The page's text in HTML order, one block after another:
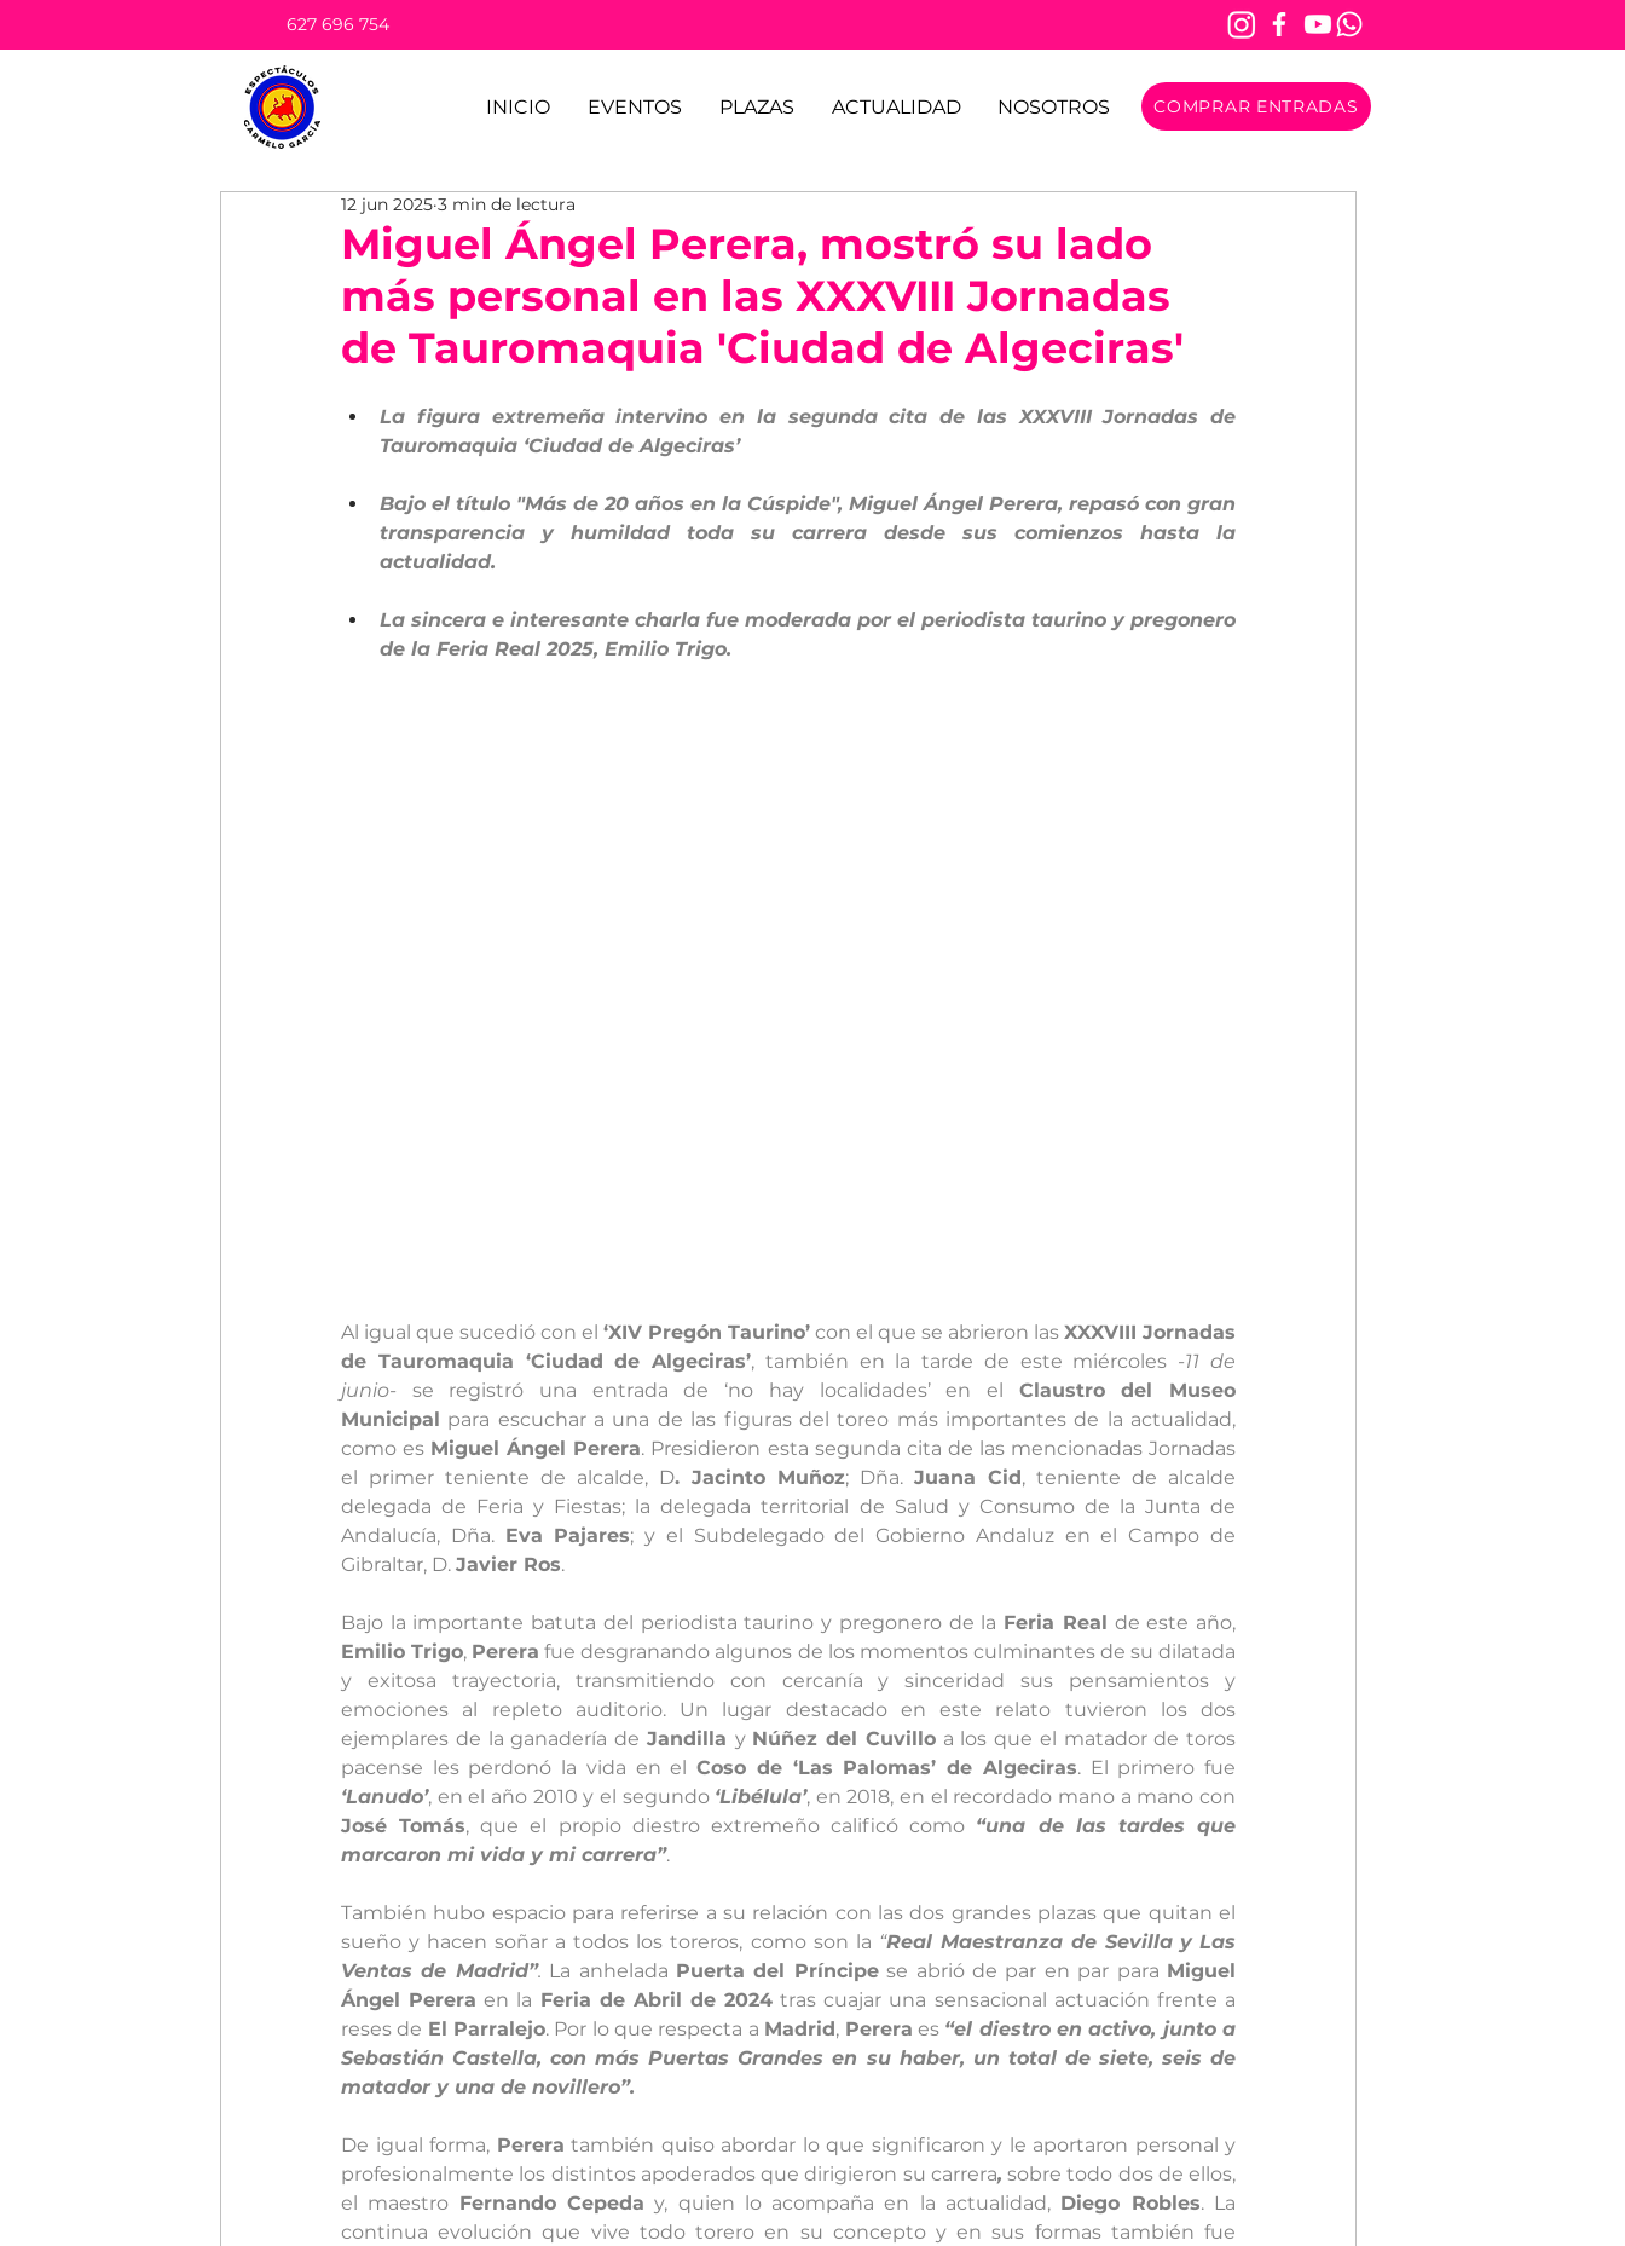
627 696 754
INICIO EVENTOS PLAZAS ACTUALIDAD NOSOTROS COMPRAR ENTRADAS
Miguel Ángel Perera, mostró su lado
más personal en las XXXVIII Jornadas
de Tauromaquia 'Ciudad de Algeciras'
12 jun 2025 3 min de lectura
La figura extremeña intervino en la segunda cita de las XXXVIII Jornadas de
Tauromaquia ‘Ciudad de Algeciras’
Bajo el título "Más de 20 años en la Cúspide", Miguel Ángel Perera, repasó con gran
transparencia y humildad toda su carrera desde sus comienzos hasta la
actualidad.
La sincera e interesante charla fue moderada por el periodista taurino y pregonero
de la Feria Real 2025, Emilio Trigo.
Al igual que sucedió con el ‘XIV Pregón Taurino’ con el que se abrieron las XXXVIII Jornadas
de Tauromaquia ‘Ciudad de Algeciras’, también en la tarde de este miércoles -11 de
junio- se registró una entrada de ‘no hay localidades’ en el Claustro del Museo
Municipal
para escuchar a una de las figuras del toreo más importantes de la actualidad,
como es Miguel Ángel Perera. Presidieron esta segunda cita de las mencionadas Jornadas
el primer teniente de alcalde, D. Jacinto Muñoz; Dña. Juana Cid , teniente de alcalde
delegada de Feria y Fiestas; la delegada territorial de Salud y Consumo de la Junta de
Andalucía, Dña. Eva Pajares; y el Subdelegado del Gobierno Andaluz en el Campo de
Gibraltar, D. Javier Ros.
Bajo la importante batuta del periodista taurino y pregonero de la Feria Real
Emilio Trigo, Perera fue desgranando algunos de los momentos culminantes de su dilatada
y exitosa trayectoria, transmitiendo con cercanía y sinceridad sus pensamientos y
emociones al repleto auditorio. Un lugar destacado en este relato tuvieron los dos
ejemplares de la ganadería de Jandilla y Núñez del Cuvillo a los que el matador de toros
pacense les perdonó la vida en el Coso de ‘Las Palomas’ de Algeciras
‘Lanudo’, en el año 2010 y el segundo ‘Libélula’
José Tomás, que el propio diestro extremeño calificó como “una de las tardes que
marcaron mi vida y mi carrera”.
También hubo espacio para referirse a su relación con las dos grandes plazas que quitan el
sueño y hacen soñar a todos los toreros, como son la “Real Maestranza de Sevilla y Las
Ventas de Madrid”. La anhelada Puerta del Príncipe se abrió de par en par para Miguel
Ángel Perera en la Feria de Abril de 2024 tras cuajar una sensacional actuación frente a
reses de El Parralejo. Por lo que respecta a Madrid , Perera es “el diestro en activo, junto a
Sebastián Castella, con más Puertas Grandes en su haber, un total de siete, seis de
matador y una de novillero”.
De igual forma, Perera también quiso abordar lo que significaron y le aportaron personal y
profesionalmente los distintos apoderados que dirigieron su carrera, sobre todo dos de ellos,
el maestro Fernando Cepeda y, quien lo acompaña en la actualidad, Diego Robles. La
continua evolución que vive todo torero en su concepto y en sus formas también fue